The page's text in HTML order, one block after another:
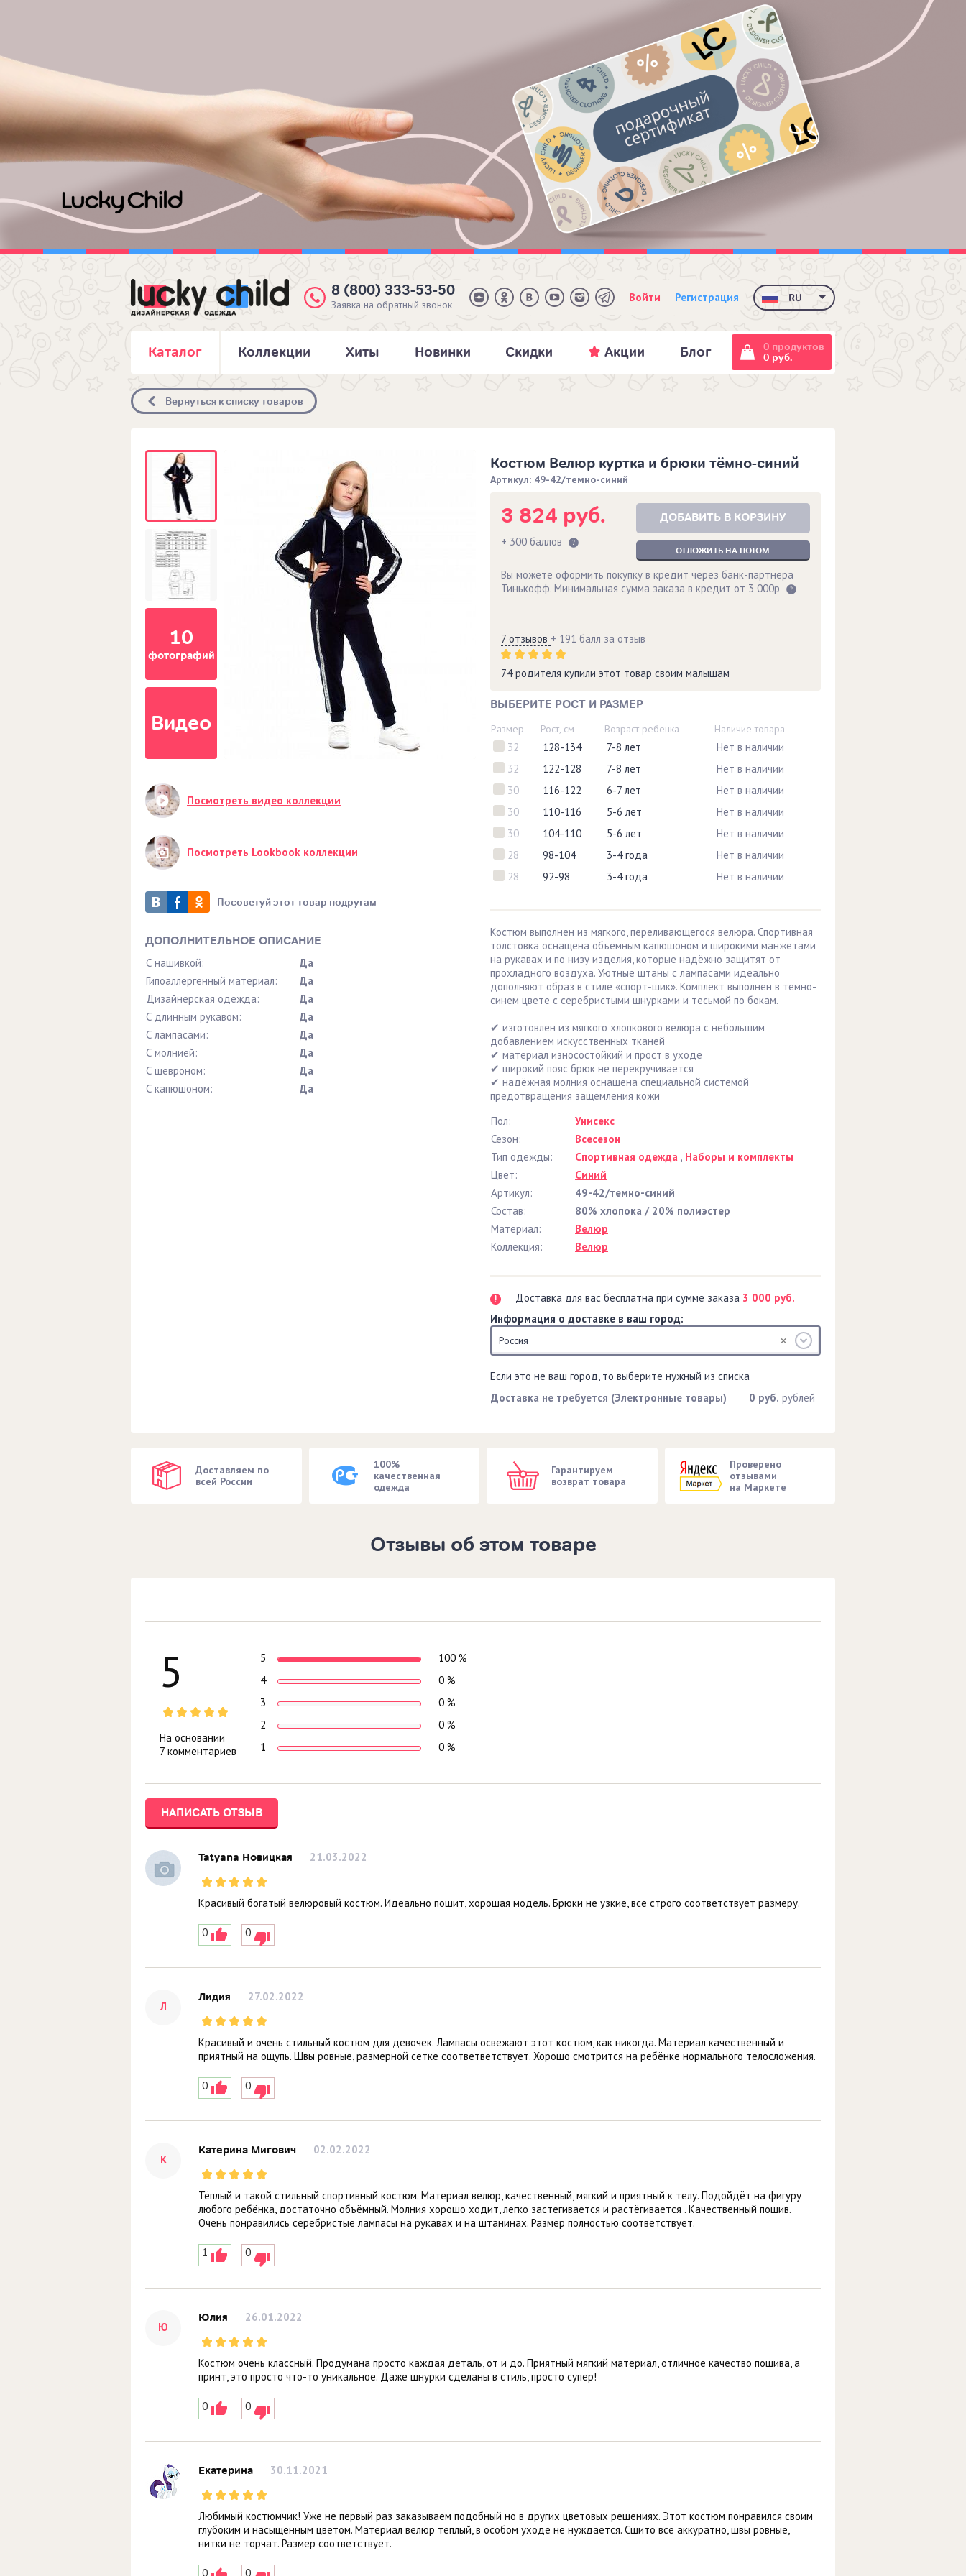
8 (800) 333-53-50
Заявка на обратный звонок
Войти Регистрация RU
Каталог Коллекции Хиты Новинки Скидки Акции Блог
0 продуктов
0 руб.
Вернуться к списку товаров
10
фотографий
Видео
Посмотреть видео коллекции
Посмотреть Lookbook коллекции
Посоветуй этот товар подругам
ДОПОЛНИТЕЛЬНОЕ ОПИСАНИЕ
С нашивкой:
Да
Гипоаллергенный материал:
Да
Дизайнерская одежда:
Да
С длинным рукавом:
Да
С лампасами:
Да
С молнией:
Да
С шевроном:
Да
С капюшоном:
Да
Костюм Велюр куртка и брюки тёмно-синий
Артикул: 49-42/темно-синий
3 824 руб.
+ 300 баллов
ДОБАВИТЬ В КОРЗИНУ
ОТЛОЖИТЬ НА ПОТОМ
Вы можете оформить покупку в кредит через банк-партнера
Тинькофф. Минимальная сумма заказа в кредит от 3 000р
7 отзывов + 191 балл за отзыв
74 родителя купили этот товар своим малышам
ВЫБЕРИТЕ РОСТ И РАЗМЕР
Размер Рост, см Возраст ребенка Наличие товара
32 128-134 7-8 лет
Нет в наличии
32
122-128 7-8 лет
Нет в наличии
30
116-122 6-7 лет
Нет в наличии
30
110-116 5-6 лет
Нет в наличии
30
104-110 5-6 лет
Нет в наличии
28
98-104 3-4 года
Нет в наличии
28
92-98 3-4 года Нет в наличии
Костюм выполнен из мягкого, переливающегося велюра. Спортивная
толстовка оснащена объёмным капюшоном и широкими манжетами
на рукавах и по низу изделия, которые надёжно защитят от
прохладного воздуха. Уютные штаны с лампасами идеально
дополняют образ в стиле «спорт-шик». Комплект выполнен в темно-
синем цвете с серебристыми шнурками и тесьмой по бокам.
✔ изготовлен из мягкого хлопкового велюра с небольшим
добавлением искусственных тканей
✔ материал износостойкий и прост в уходе
✔ широкий пояс брюк не перекручивается
✔ надёжная молния оснащена специальной системой
предотвращения защемления кожи
Пол:
Унисекс
Сезон:
Всесезон
Тип одежды:
Спортивная одежда , Наборы и комплекты
Цвет:
Синий
Артикул:
49-42/темно-синий
Состав:
80% хлопока / 20% полиэстер
Материал:
Велюр
Коллекция:
Велюр
Доставка для вас бесплатна при сумме заказа 3 000 руб.
Информация о доставке в ваш город:
Россия
Если это не ваш город, то выберите нужный из списка
Доставка не требуется (Электронные товары)
0 руб. рублей
Доставляем по
всей России
100%
качественная
одежда
Гарантируем
возврат товара
Проверено
отзывами
на Маркете
Отзывы об этом товаре
5
На основании
7 комментариев
5
100 %
4
0 %
3
0 %
2
0 %
1
0 %
НАПИСАТЬ ОТЗЫВ
Tatyana Новицкая 21.03.2022
Красивый богатый велюровый костюм. Идеально пошит, хорошая модель. Брюки не узкие, все строго соответствует размеру.
0 0
Л
Лидия 27.02.2022
Красивый и очень стильный костюм для девочек. Лампасы освежают этот костюм, как никогда. Материал качественный и
приятный на ощупь. Швы ровные, размерной сетке соответветствует. Хорошо смотрится на ребёнке нормального телосложения.
0 0
К
Катерина Мигович 02.02.2022
Тёплый и такой стильный спортивный костюм. Материал велюр, качественный, мягкий и приятный к телу. Подойдёт на фигуру
любого ребёнка, достаточно объёмный. Молния хорошо ходит, легко застегивается и растёгивается . Качественный пошив.
Очень понравились серебристые лампасы на рукавах и на штанинах. Размер полностью соответствует.
1 0
Ю
Юлия 26.01.2022
Костюм очень классный. Продумана просто каждая деталь, от и до. Приятный мягкий материал, отличное качество пошива, а
принт, это просто что-то уникальное. Даже шнурки сделаны в стиль, просто супер!
0 0
Екатерина 30.11.2021
Любимый костюмчик! Уже не первый раз заказываем подобный но в других цветовых решениях. Этот костюм понравился своим
глубоким и насыщенным цветом. Материал велюр теплый, в особом уходе не нуждается. Сшито всё аккуратно, швы ровные,
нитки не торчат. Размер соответствует.
0 0